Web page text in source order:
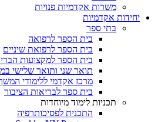
משרות אקדמיות פנויות
יחידות אקדמיות
בתי ספר
בית הספר לרפואה
בית הספר לרפואת שיניים
בית הספר למקצועות
תואר שני ותואר שלישי
מרכז אקדמי ללימודי
בית ספר לבריאות הציבור
תכניות לימוד מיוחדות
התכנית לפסיכותרפיה